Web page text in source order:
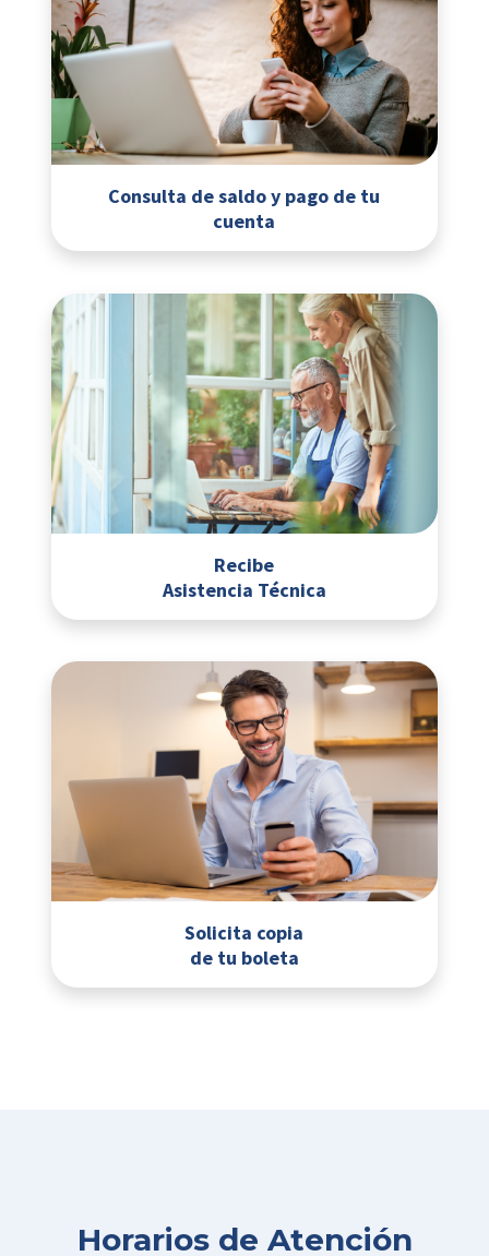
Consulta de saldo y pago de tu
cuenta
Recibe
Asistencia Técnica
Solicita copia
de tu boleta
Horarios de Atención